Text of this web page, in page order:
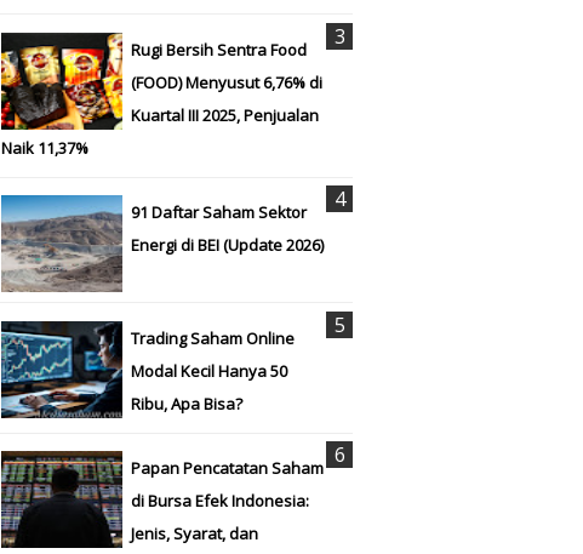
Rugi Bersih Sentra Food
(FOOD) Menyusut 6,76% di
Kuartal III 2025, Penjualan
Naik 11,37%
91 Daftar Saham Sektor
Energi di BEI (Update 2026)
Trading Saham Online
Modal Kecil Hanya 50
Ribu, Apa Bisa?
Papan Pencatatan Saham
di Bursa Efek Indonesia:
Jenis, Syarat, dan